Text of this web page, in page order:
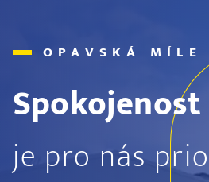
OPAVSKÁ MÍLE
je pro nás